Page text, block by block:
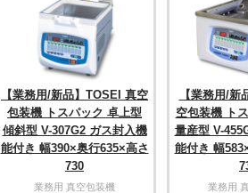
【業務用/新品】TOSEI 真空
包装機 トスパック 卓上型
傾斜型 V-307G2 ガス封入機
能付き 幅390×奥行635×高さ
730
業務用 真空包装機
【業務用/新
空包装機 ト
量産型 V-
能付き 幅
業務用